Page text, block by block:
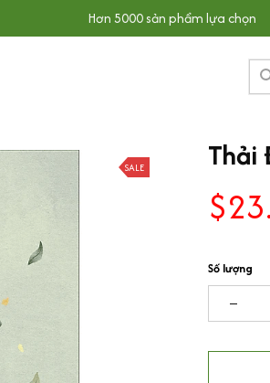
Hơn 5000 sản phẩm lựa chọn
SALE Thải
Số lượng